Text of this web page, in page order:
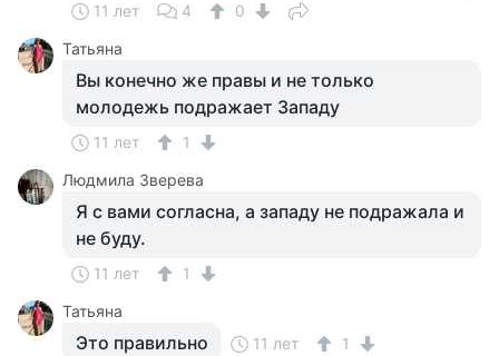
11 лет 4
0
Татьяна
Вы конечно же правы и не только
молодежь подражает Западу
11 лет
1
Людмила Зверева
Я с вами согласна, а западу не подражала и
не буду.
11 лет
1
Татьяна
Это правильно 11 лет 1